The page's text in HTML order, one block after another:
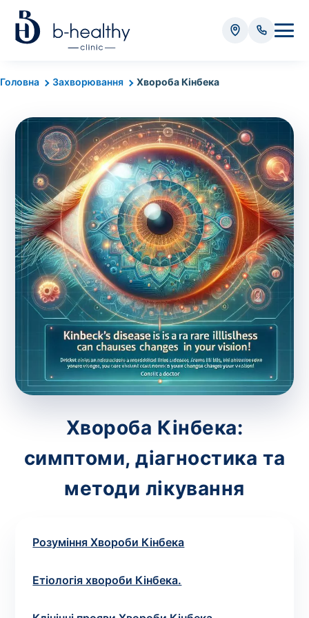
Головна Захворювання Хвороба Кінбека
Хвороба Кінбека:
симптоми, діагностика та
методи лікування
Розуміння Хвороби Кінбека
Етіологія хвороби Кінбека.
Аналізи
Вартість забору крові - 50 грн
Вартість забору біоматеріалу (крім крові) - від
35 грн
Всього: 0 грн
Попередній запис на дослідження не
потрібний. Виняток становлять мазки та
зіскрібки. Взяття біоматеріалу для них
виконує лікар – необхідийзапис до фахівця
Аналіз вдома
Номер телефону*